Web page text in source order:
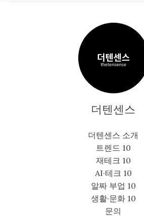
·
더텐센스
더텐센스 소개
트렌드 10
재테크 10
AI·테크 10
알짜 부업 10
생활·문화 10
문의